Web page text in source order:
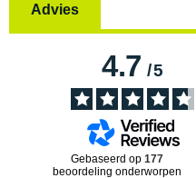
Advies
4.7/5
Gebaseerd op 177
beoordeling onderworpen